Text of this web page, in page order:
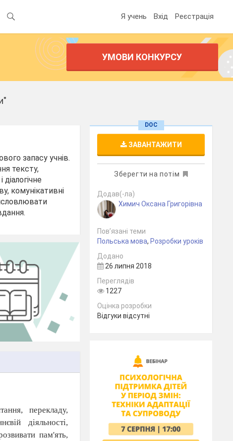
Я учень Вхід Реєстрація
УМОВИ КОНКУРСУ
запасу учнів.
тексту,
комунікативні
перекладу,
діяльності,
пам'ять,
DOC
ЗАВАНТАЖИТИ
Зберегти на потім
Додав(-ла)
Химич Оксана Григорівна
Пов’язані теми
Польська мова, Розробки уроків
Додано
26 липня 2018
Переглядів
1227
Оцінка розробки
Відгуки відсутні